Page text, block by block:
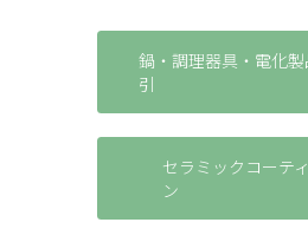
鍋・調理器具・電化
引
セラミックコーテ
ン